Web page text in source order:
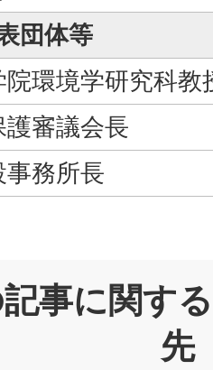
団体等
環境学研究科教
審議会長
務所長
事に関す
先